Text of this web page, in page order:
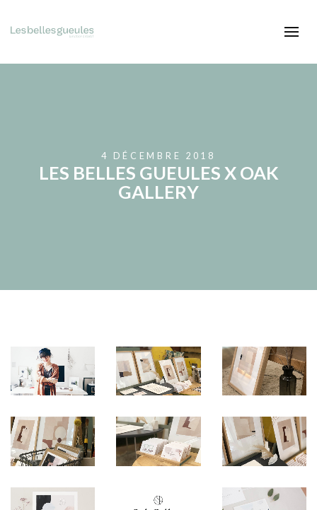
4 DÉCEMBRE 2018
LES BELLES GUEULES X OAK
GALLERY